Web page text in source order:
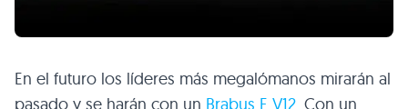
En el futuro los líderes más megalómanos mirarán al
pasado y se harán con un Brabus E V12 . Con un